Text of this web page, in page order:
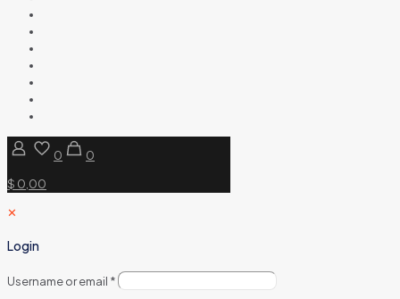
0
0
$ 0,00
✕
Login
Username or email *